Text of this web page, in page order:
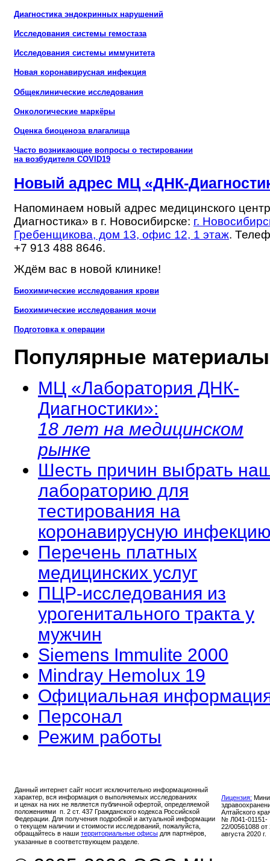
Диагностика эндокринных нарушений
Исследования системы гемостаза
Исследования системы иммунитета
Новая коронавирусная инфекция
Общеклинические исследования
Онкологические маркёры
Оценка биоценоза влагалища
Часто возникающие вопросы о тестировании
на возбудителя COVID19
Новый адрес МЦ «ДНК-
Напоминаем новый адрес медицинского
Диагностика» в г. Новосибирске: г.
Гребенщикова, дом 13, офис 12, 1 этаж.
+7 913 488 8646.
Ждём вас в новой клинике!
Биохимические исследования крови
Биохимические исследования мочи
Подготовка к операции
Популярные материалы
МЦ «Лаборатория ДНК-
Диагностики»:
18 лет на медицинском
рынке
Шесть причин выбрать
лабораторию для
тестирования на
коронавирусную
Перечень платных
медицинских услуг
ПЦР-исследования из
урогенитального тракта у
мужчин
Siemens Immulite 2000
Mindray Hemolux 19
Официальная
Персонал
Режим работы
Данный интернет сайт носит исключительно информационный
характер, вся информация о выполняемых исследованиях
и ценах на них не является публичной офертой, определяемой
положениями п. 2 ст. 437 Гражданского кодекса Российской
Федерации. Для получения подробной и актуальной информации
о текущем наличии и стоимости исследований, пожалуйста,
обращайтесь в наши территориальные офисы для партнёров,
указанные в соответствующем разделе.
Лицензия:
Алтайского
№ Л041-01151-
22/00561088 от
августа 2020 г.